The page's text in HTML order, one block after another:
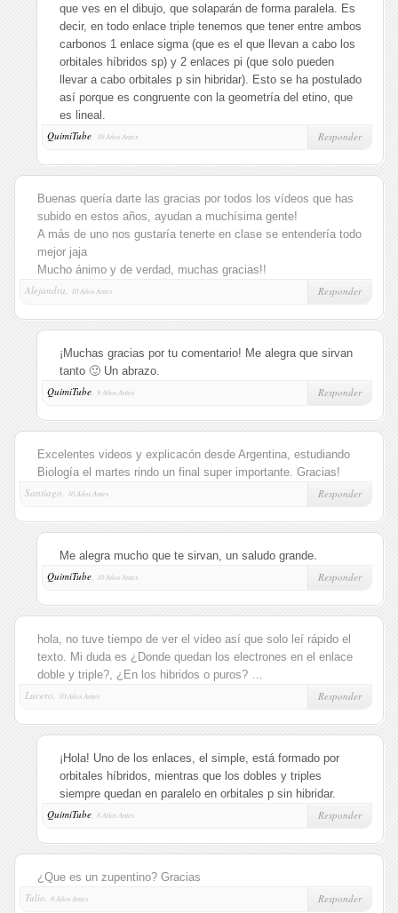
que ves en el dibujo, que solaparán de forma paralela. Es
decir, en todo enlace triple tenemos que tener entre ambos
carbonos 1 enlace sigma (que es el que llevan a cabo los
orbitales híbridos sp) y 2 enlaces pi (que solo pueden
llevar a cabo orbitales p sin hibridar). Esto se ha postulado
así porque es congruente con la geometría del etino, que
es lineal.
QuimiTube
10 Años Antes Responder
Buenas quería darte las gracias por todos los vídeos que has
subido en estos años, ayudan a muchísima gente!
A más de uno nos gustaría tenerte en clase se entendería todo
mejor jaja
Mucho ánimo y de verdad, muchas gracias!!
Alejandra,
10 Años Antes Responder
¡Muchas gracias por tu comentario! Me alegra que sirvan
tanto 🙂 Un abrazo.
QuimiTube
9 Años Antes Responder
Excelentes videos y explicacón desde Argentina, estudiando
Biología el martes rindo un final super importante. Gracias!
Santiago,
10 Años Antes Responder
Me alegra mucho que te sirvan, un saludo grande.
QuimiTube
10 Años Antes Responder
hola, no tuve tiempo de ver el video así que solo leí rápido el
texto. Mi duda es ¿Donde quedan los electrones en el enlace
doble y triple?, ¿En los hibridos o puros? …
Lucero,
10 Años Antes Responder
¡Hola! Uno de los enlaces, el simple, está formado por
orbitales híbridos, mientras que los dobles y triples
siempre quedan en paralelo en orbitales p sin hibridar.
QuimiTube 6 Años Antes Responder
¿Que es un zupentino? Gracias
Tulio,
6 Años Antes Responder